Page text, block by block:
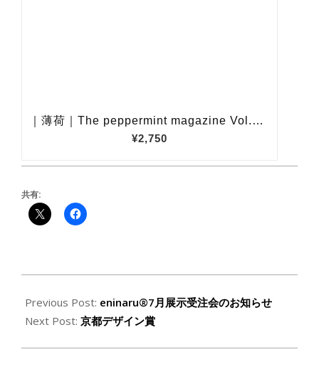
共有:
06-
30
Previous Post: eninaru®7月展示受注会のお知らせ
Next Post: 京都デザイン賞